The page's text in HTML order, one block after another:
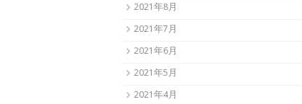
2021年8月
2021年7月
2021年6月
2021年5月
2021年4月